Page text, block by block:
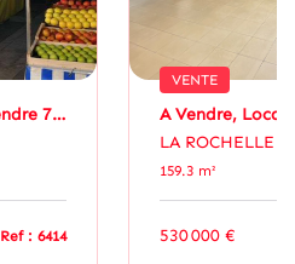
Local Commercial À Vendre 72,7 M² Avec Cour Privative Centre-Ville De La Rochelle, Proximité Marché
Ref : 6414
VENTE
LA ROCHELLE
159.3 m²
530 000 €